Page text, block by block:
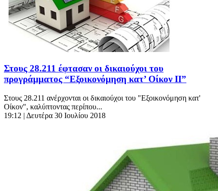
Στους 28.211 έφτασαν οι δικαιούχοι του
προγράμματος “Εξοικονόμηση κατ’ Οίκον II”
Στους 28.211 ανέρχονται οι δικαιούχοι του "Εξοικονόμηση κατ'
Οίκον", καλύπτοντας περίπου...
19:12 | Δευτέρα 30 Ιουλίου 2018